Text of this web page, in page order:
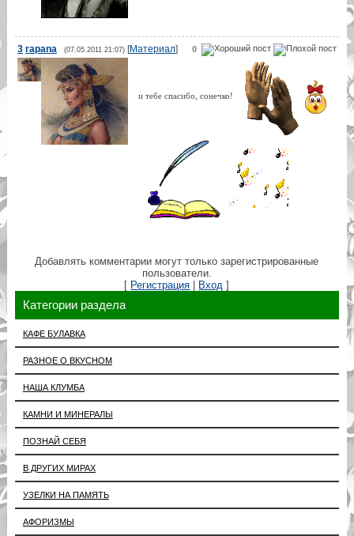
0
3 rapana (07.05.2011 21:07)[Материал]
и тебе спасибо, сонечко!
Добавлять комментарии могут только зарегистрированные
пользователи.
[ Регистрация | Вход ]
Категории раздела
КАФЕ БУЛАВКА
РАЗНОЕ О ВКУСНОМ
НАША КЛУМБА
КАМНИ И МИНЕРАЛЫ
ПОЗНАЙ СЕБЯ
В ДРУГИХ МИРАХ
УЗЕЛКИ НА ПАМЯТЬ
АФОРИЗМЫ